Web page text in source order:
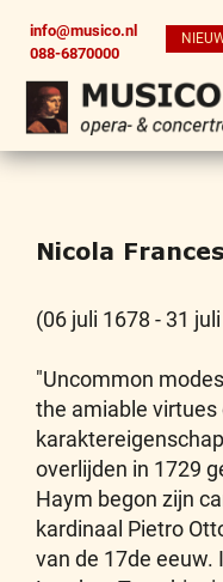
info@musico.nl
088-6870000
Nicola
(06 juli 1678 - 31
"Uncommon
the amiable virtues
overlijden in 1729
Haym begon zijn
kardinaal Pietro
van de 17de eeuw.